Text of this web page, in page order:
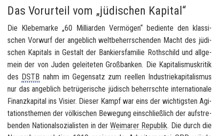
Das Vorurteil vom „jüdischen Kapital“
Die Kle­be­mar­ke „60 Mil­li­ar­den Ver­mö­gen“ be­dien­te den klas­si­
schen Vor­wurf der an­geb­lich welt­be­herr­schen­den Macht des jü­di­
schen Ka­pi­tals in Ge­stalt der Ban­kiers­fa­mi­lie Roth­schild und all­ge­
mein der von Juden ge­lei­te­ten Groß­ban­ken. Die Ka­pi­ta­lis­mus­kri­tik
des DSTB nahm im Ge­gen­satz zum re­el­len In­dus­trie­ka­pi­ta­lis­mus
nur das an­geb­lich be­trü­ge­ri­sche jü­disch be­herrsch­te in­ter­na­tio­na­le
Fi­nanz­ka­pi­tal ins Vi­sier. Die­ser Kampf war eins der wich­tigs­ten Agi­
ta­ti­ons­the­men der völ­ki­schen Be­we­gung ein­schließ­lich der auf­stre­
ben­den Na­tio­nal­so­zia­lis­ten in der Wei­ma­rer Re­pu­blik. Die durch die